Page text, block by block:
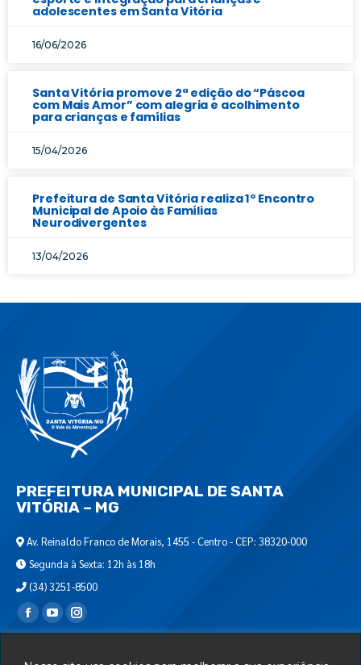
adolescentes em Santa Vitória
16/06/2026
Santa Vitória promove 2ª edição do “Páscoa
com Mais Amor” com alegria e acolhimento
para crianças e famílias
15/04/2026
Prefeitura de Santa Vitória realiza 1º Encontro
Municipal de Apoio às Famílias
Neurodivergentes
13/04/2026
PREFEITURA MUNICIPAL DE SANTA
VITÓRIA – MG
Av. Reinaldo Franco de Morais, 1455 - Centro - CEP: 38320-000
Segunda à Sexta: 12h às 18h
(34) 3251-8500
Encontre-nos em: